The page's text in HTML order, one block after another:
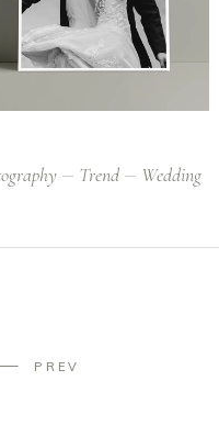
Trend Wedding
PREV